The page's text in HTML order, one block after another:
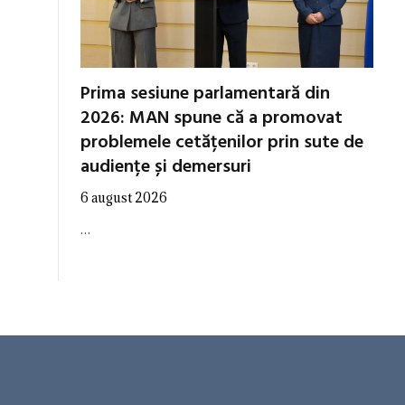
Prima sesiune parlamentară din
2026: MAN spune că a promovat
problemele cetățenilor prin sute de
audiențe și demersuri
6 august 2026
…